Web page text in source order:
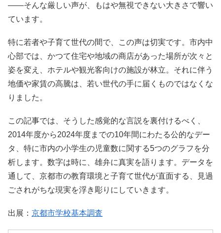
——そんな厳しい声が、もはや無視できない大きさで響い
ています。
特に若者や子育て世代の間で、この声は切実です。市内中
心部では、かつて住宅や地域の商店があった場所が次々と
姿を変え、ホテルや観光客向けの施設が林立。それに伴う
地価や家賃の高騰は、若い世代の手に届くものではなくな
りました。
この記事では、そうした感覚的な言説を裏付けるべく、
2014年度から2024年度までの10年間にわたる公的なデー
タ、特に市内の小学生の児童数に関する5つのグラフを分
析します。数字は時に、雄弁に真実を語ります。データを
通して、京都市の教育環境と子育て世代が直面する、見過
ごされがちな現実を浮き彫りにしていきます。
出展： 京都市学校基本調査